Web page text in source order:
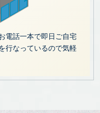
電話一本で即日ご自宅
行なっているので気軽